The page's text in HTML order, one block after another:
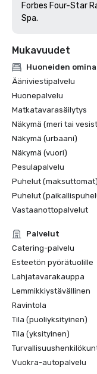
Forbes Four-Star
Mukavuudet
Huoneiden
Ääniviestipalvelu
Huonepalvelu
Matkatavarasäilytys
Näkymä (meri tai
Näkymä (urbaani)
Näkymä (vuori)
Pesulapalvelu
Puhelut (maksuttomat)
Puhelut
Vastaanottopalvelut
Palvelut
Catering-palvelu
Esteetön pyörätuolille
Lahjatavarakauppa
Lemmikkiystävällinen
Ravintola
Tila (puoliyksityinen)
Tila (yksityinen)
Vuokra-autopalvelu